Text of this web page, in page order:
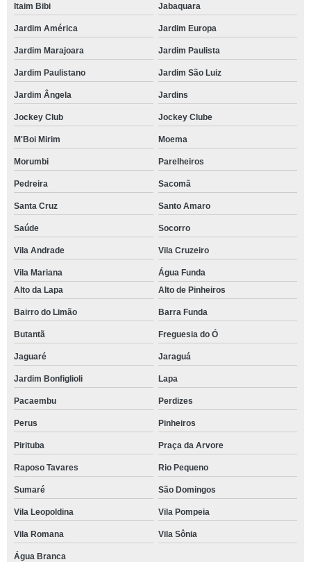
Itaim Bibi Jabaquara
Jardim América Jardim Europa
Jardim Marajoara Jardim Paulista
Jardim Paulistano Jardim São Luiz
Jardim Ângela Jardins
Jockey Club Jockey Clube
M'Boi Mirim Moema
Morumbi Parelheiros
Pedreira Sacomã
Santa Cruz Santo Amaro
Saúde Socorro
Vila Andrade Vila Cruzeiro
Vila Mariana
Água Funda
Alto da Lapa
Alto de Pinheiros
Bairro do Limão Barra Funda
Butantã Freguesia do Ó
Jaguaré Jaraguá
Jardim Bonfiglioli Lapa
Pacaembu Perdizes
Perus Pinheiros
Pirituba Praça da Arvore
Raposo Tavares Rio Pequeno
Sumaré São Domingos
Vila Leopoldina Vila Pompeia
Vila Romana Vila Sônia
Água Branca